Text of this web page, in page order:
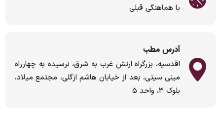
با هماهنگی قبلی
آدرس مطب
اقدسیه، بزرگراه ارتش غرب به شرق، نرسیده به چهارراه
مینی سیتی، بعد از خیابان هاشم ازگلی، مجتمع میلاد،
بلوک ۳، واحد ۵